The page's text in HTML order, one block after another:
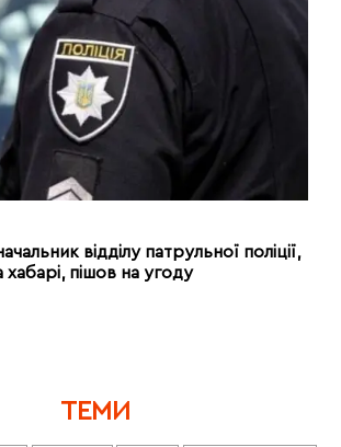
відділу патрульної поліції,
пішов на угоду
ТЕМИ